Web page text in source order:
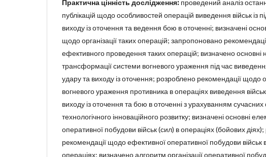
Практична цінність дослідження: проведений аналіз
публікацій щодо особливостей операцій виведення військ із
виходу із оточення та ведення бою в оточенні; визначені
щодо організації таких операцій; запропоновано
ефективного проведення таких операцій; визначено основні
трансформації системи вогневого ураження під час виведення
удару та виходу із оточення; розроблено рекомендації щодо
вогневого ураження противника в операціях виведення військ
виходу із оточення та бою в оточенні з урахуванням
технологічного інноваційного розвитку; визначені основні
оперативної побудови військ (сил) в операціях (бойових
рекомендації щодо ефективної оперативної побудови військ
операціях; визначено алгоритм організації оперативної